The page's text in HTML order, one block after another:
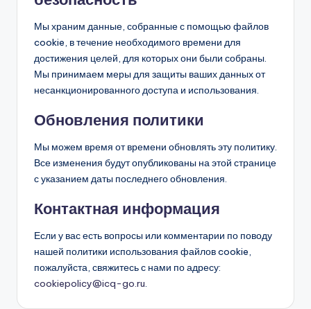
Мы храним данные, собранные с помощью файлов
cookie, в течение необходимого времени для
достижения целей, для которых они были собраны.
Мы принимаем меры для защиты ваших данных от
несанкционированного доступа и использования.
Обновления политики
Мы можем время от времени обновлять эту политику.
Все изменения будут опубликованы на этой странице
с указанием даты последнего обновления.
Контактная информация
Если у вас есть вопросы или комментарии по поводу
нашей политики использования файлов cookie,
пожалуйста, свяжитесь с нами по адресу:
cookiepolicy@icq-go.ru.